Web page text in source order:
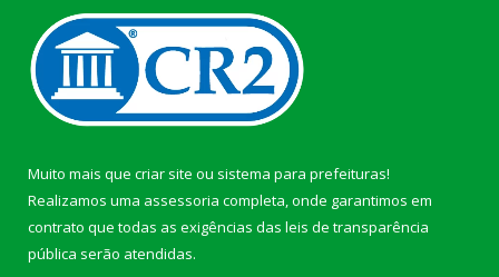
Muito mais que criar site ou sistema para prefeituras!
Realizamos uma assessoria completa, onde garantimos em
contrato que todas as exigências das leis de transparência
pública serão atendidas.